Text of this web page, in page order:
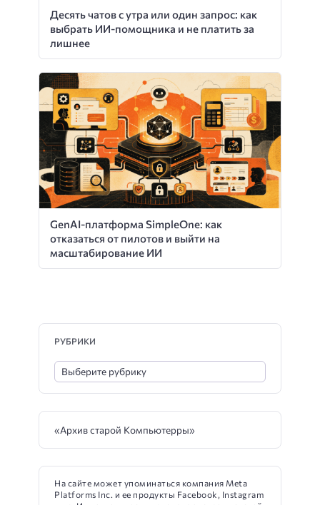
Десять чатов с утра или один запрос: как
выбрать ИИ-помощника и не платить за
лишнее
GenAI-платформа SimpleOne: как
отказаться от пилотов и выйти на
масштабирование ИИ
РУБРИКИ
«Архив старой Компьютерры»
На сайте может упоминаться компания Meta
Platforms Inc. и ее продукты Facebook, Instagram